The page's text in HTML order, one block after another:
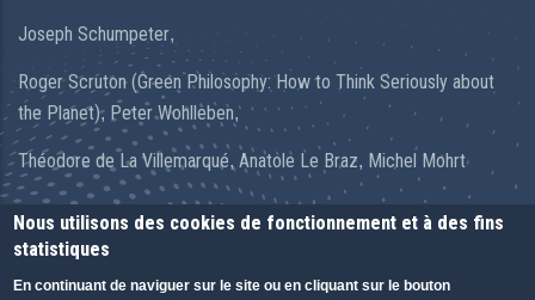
Joseph Schumpeter,
Roger Scruton (Green Philosophy: How to Think Seriously about
the Planet), Peter Wohlleben,
Théodore de La Villemarqué, Anatole Le Braz, Michel Mohrt
Nous utilisons des cookies de fonctionnement et à des fins
statistiques
En continuant de naviguer sur le site ou en cliquant sur le bouton